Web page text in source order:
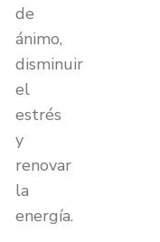
de
ánimo,
disminuir
el
estrés
y
renovar
la
energía.